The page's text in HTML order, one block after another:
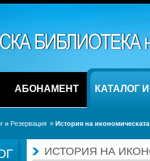
АБОНАМЕНТ КАТАЛОГ
и Резервация » История на
ИСТОРИЯ НА